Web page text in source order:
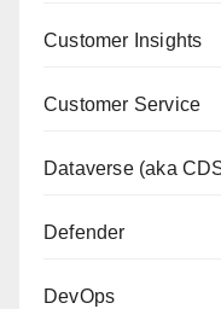
Customer Insights
Customer Service
Dataverse (aka
Defender
DevOps